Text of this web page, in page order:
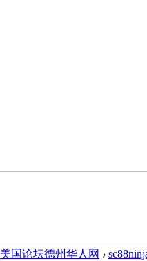
美国论坛德州华人网 ›